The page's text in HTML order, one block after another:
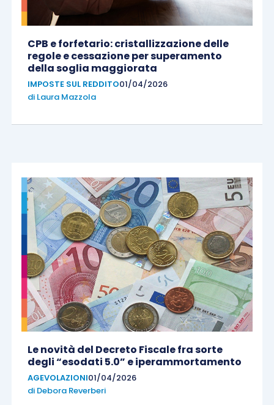
CPB e forfetario: cristallizzazione delle
regole e cessazione per superamento
della soglia maggiorata
IMPOSTE SUL REDDITO01/04/2026
di Laura Mazzola
Le novità del Decreto Fiscale fra sorte
degli “esodati 5.0” e iperammortamento
AGEVOLAZIONI01/04/2026
di Debora Reverberi